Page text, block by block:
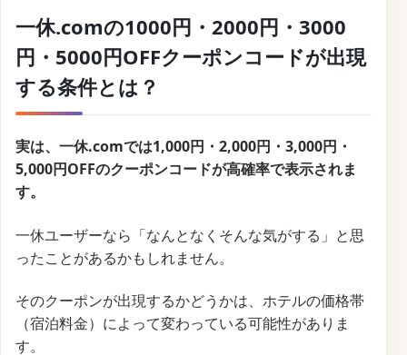
一休.com割引クーポンコード【予約タ
イミング・早割関連】
【一休.com】早割キャンペーンセール